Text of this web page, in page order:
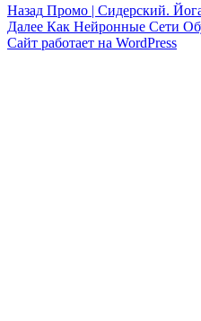
Навигация
по
Назад Предыдущая
запись:
Промо | Сидерский.
Далее Следующая
запись:
Как Нейронные Сети
Сайт работает на WordPress